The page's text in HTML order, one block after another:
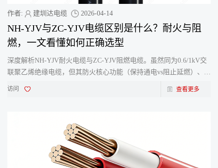
作者: 建圳达电缆 2026-04-14
NH-YJV与ZC-YJV电缆区别是什么？耐火与阻
燃，一文看懂如何正确选型
深度解析NH-YJV耐火电缆与ZC-YJV阻燃电缆。虽然同为0.6/1kV交
联聚乙烯绝缘电缆，但其防火核心功能（保持通电vs阻止延燃）、执
行标准与应用场景天差地别，不可相互替代。建圳达电缆为您详
访问 查看更多